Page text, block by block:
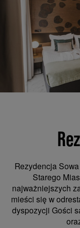
Rezydencja
Starego
najważniejszych
mieści się w
dyspozycji Gości